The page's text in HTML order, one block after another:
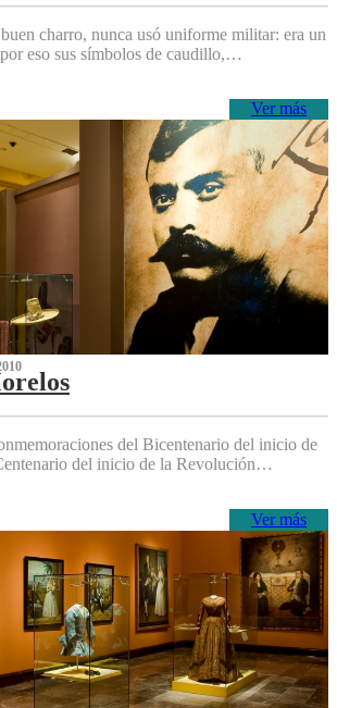
charro, nunca usó uniforme militar: era un
eso sus símbolos de caudillo,…
Ver más
del Bicentenario del inicio de
del inicio de la Revolución…
Ver más